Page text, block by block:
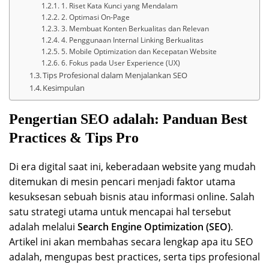
1. Riset Kata Kunci yang Mendalam
2. Optimasi On-Page
3. Membuat Konten Berkualitas dan Relevan
4. Penggunaan Internal Linking Berkualitas
5. Mobile Optimization dan Kecepatan Website
6. Fokus pada User Experience (UX)
Tips Profesional dalam Menjalankan SEO
Kesimpulan
Pengertian SEO adalah: Panduan Best
Practices & Tips Pro
Di era digital saat ini, keberadaan website yang mudah
ditemukan di mesin pencari menjadi faktor utama
kesuksesan sebuah bisnis atau informasi online. Salah
satu strategi utama untuk mencapai hal tersebut
adalah melalui Search Engine Optimization (SEO).
Artikel ini akan membahas secara lengkap apa itu SEO
adalah, mengupas best practices, serta tips profesional